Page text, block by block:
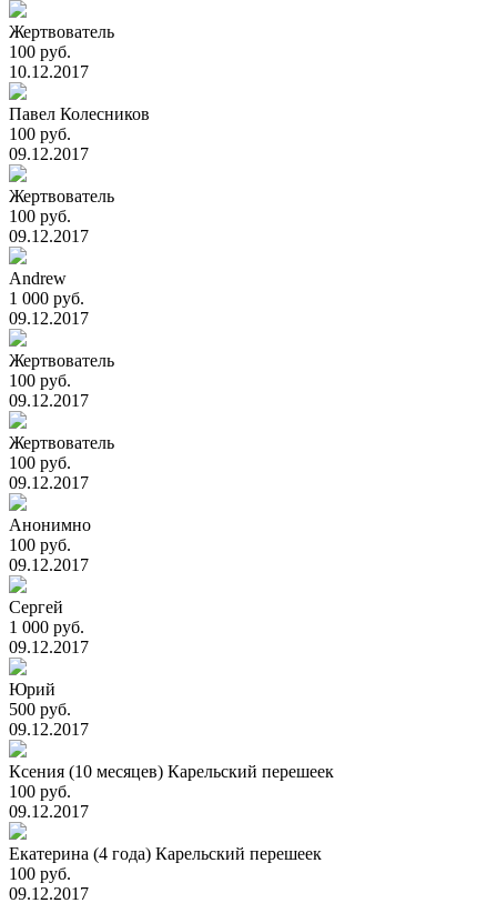
Жертвователь
100 руб.
10.12.2017
Павел Колесников
100 руб.
09.12.2017
Жертвователь
100 руб.
09.12.2017
Andrew
1 000 руб.
09.12.2017
Жертвователь
100 руб.
09.12.2017
Жертвователь
100 руб.
09.12.2017
Анонимно
100 руб.
09.12.2017
Сергей
1 000 руб.
09.12.2017
Юрий
500 руб.
09.12.2017
Ксения (10 месяцев) Карельский перешеек
100 руб.
09.12.2017
Екатерина (4 года) Карельский перешеек
100 руб.
09.12.2017